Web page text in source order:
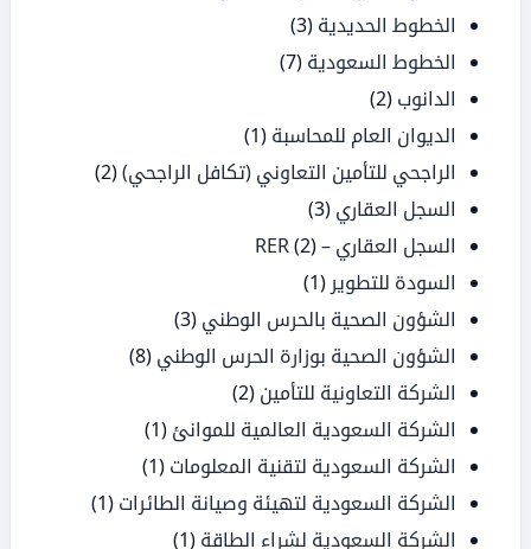
الخطوط الحديدية (3)
الخطوط السعودية (7)
الدانوب (2)
الديوان العام للمحاسبة (1)
الراجحي للتأمين التعاوني (تكافل الراجحي)(2)
السجل العقاري (3)
السجل العقاري – RER(2)
السودة للتطوير (1)
الشؤون الصحية بالحرس الوطني (3)
الشؤون الصحية بوزارة الحرس الوطني (8)
الشركة التعاونية للتأمين (2)
الشركة السعودية العالمية للموانئ (1)
الشركة السعودية لتقنية المعلومات (1)
الشركة السعودية لتهيئة وصيانة الطائرات (1)
الشركة السعودية لشراء الطاقة (1)